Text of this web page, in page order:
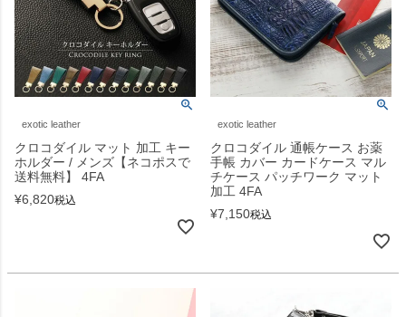
exotic leather
クロコダイル マット 加工 キー
ホルダー / メンズ【ネコポスで
送料無料】 4FA
¥6,820税込
exotic leather
クロコダイル 通帳ケース お薬
手帳 カバー カードケース マル
チケース パッチワーク マット
加工 4FA
¥7,150税込